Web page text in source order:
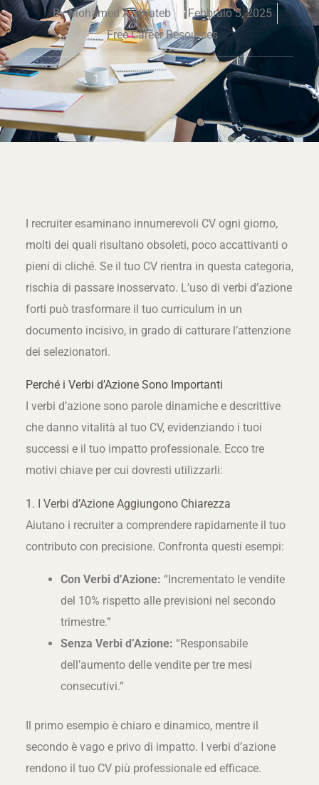
ByMohamed Al Khateb
Febbraio 5, 2025
Free Career Resources
I recruiter esaminano innumerevoli CV ogni giorno,
molti dei quali risultano obsoleti, poco accattivanti o
pieni di cliché. Se il tuo CV rientra in questa categoria,
rischia di passare inosservato. L’uso di verbi d’azione
forti può trasformare il tuo curriculum in un
documento incisivo, in grado di catturare l’attenzione
dei selezionatori.
Perché i Verbi d’Azione Sono Importanti
I verbi d’azione sono parole dinamiche e descrittive
che danno vitalità al tuo CV, evidenziando i tuoi
successi e il tuo impatto professionale. Ecco tre
motivi chiave per cui dovresti utilizzarli:
1. I Verbi d’Azione Aggiungono Chiarezza
Aiutano i recruiter a comprendere rapidamente il tuo
contributo con precisione. Confronta questi esempi:
Con Verbi d’Azione: “Incrementato le vendite
del 10% rispetto alle previsioni nel secondo
trimestre.”
Senza Verbi d’Azione: “Responsabile
dell’aumento delle vendite per tre mesi
consecutivi.”
Il primo esempio è chiaro e dinamico, mentre il
secondo è vago e privo di impatto. I verbi d’azione
rendono il tuo CV più professionale ed efficace.